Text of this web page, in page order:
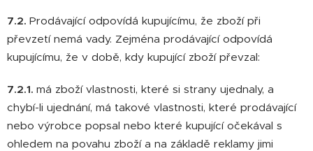
7.2. Prodávající odpovídá kupujícímu, že zboží při
převzetí nemá vady. Zejména prodávající odpovídá
kupujícímu, že v době, kdy kupující zboží převzal:
7.2.1. má zboží vlastnosti, které si strany ujednaly, a
chybí-li ujednání, má takové vlastnosti, které prodávající
nebo výrobce popsal nebo které kupující očekával s
ohledem na povahu zboží a na základě reklamy jimi